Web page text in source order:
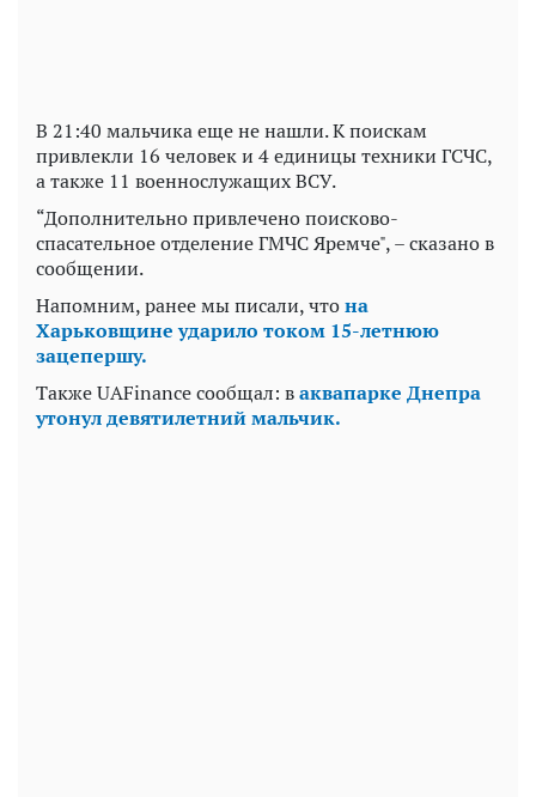
В 21:40 мальчика еще не нашли. К поискам
привлекли 16 человек и 4 единицы техники ГСЧС,
а также 11 военнослужащих ВСУ.
“Дополнительно привлечено поисково-
спасательное отделение ГМЧС Яремче", – сказано в
сообщении.
Напомним, ранее мы писали, чтона
Харьковщине ударило током 15-летнюю
зацепершу.
Также UAFinance сообщал: ваквапарке Днепра
утонул девятилетний мальчик.